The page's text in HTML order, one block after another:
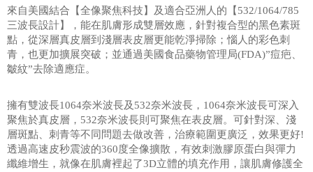
來自美國結合【全像聚焦科技】及適合亞洲人的【532/1064/785
三波長設計】，能在肌膚形成雙層效應，針對複合型的黑色素斑
點，從深層真皮層到淺層表皮層更能乾淨掃除；惱人的彩色刺
青，也更加擴展突破；並通過美國食品藥物管理局(FDA)”痘疤、
皺紋”去除適應症。
擁有雙波長1064奈米波長及532奈米波長，1064奈米波長可深入
聚焦於真皮層，532奈米波長則可聚焦在表皮層。可針對深、淺
層斑點、刺青等不同問題去做改善，治療範圍更廣泛，效果更好!
透過高速皮秒震波的360度全像擴散，有效刺激膠原蛋白與彈力
纖維增生，就像在肌膚裡起了3D立體的填充作用，讓肌膚修護全